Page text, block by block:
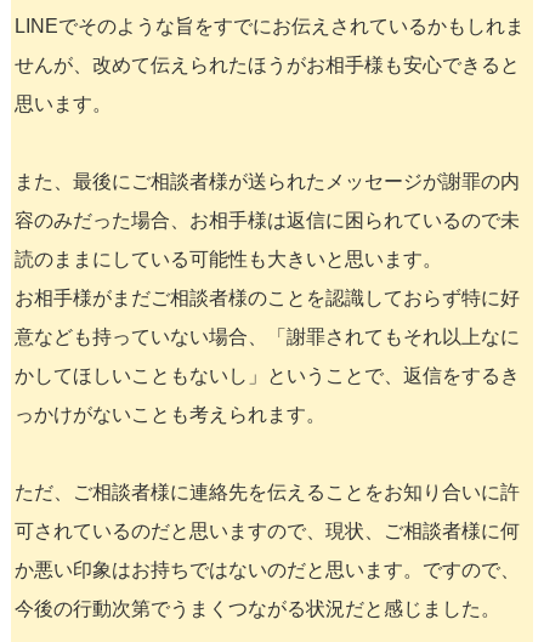
LINEでそのような旨をすでにお伝えされているかもしれま
せんが、改めて伝えられたほうがお相手様も安心できると
思います。
また、最後にご相談者様が送られたメッセージが謝罪の内
容のみだった場合、お相手様は返信に困られているので未
読のままにしている可能性も大きいと思います。
お相手様がまだご相談者様のことを認識しておらず特に好
意なども持っていない場合、「謝罪されてもそれ以上なに
かしてほしいこともないし」ということで、返信をするき
っかけがないことも考えられます。
ただ、ご相談者様に連絡先を伝えることをお知り合いに許
可されているのだと思いますので、現状、ご相談者様に何
か悪い印象はお持ちではないのだと思います。ですので、
今後の行動次第でうまくつながる状況だと感じました。